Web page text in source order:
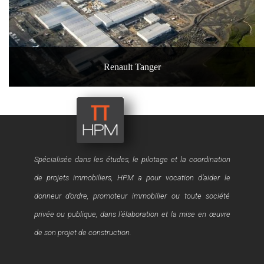
Renault Tanger
Spécialisée dans les études, le pilotage et la coordination
de projets immobiliers, HPM a pour vocation d’aider le
donneur d’ordre, promoteur immobilier ou toute société
privée ou publique, dans l’élaboration et la mise en œuvre
de son projet de construction.
40, rue Oued Fès – Agdal – 10 000